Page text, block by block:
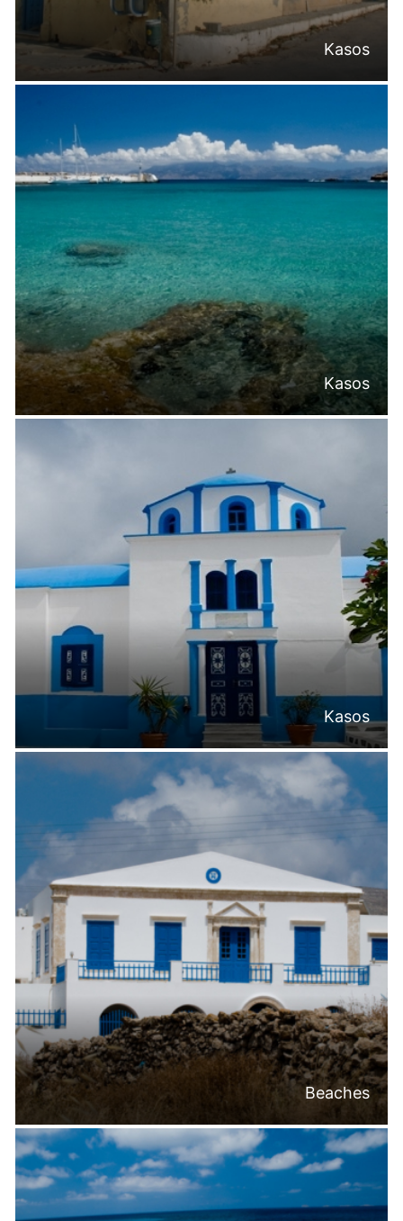
Kasos
Kasos
Kasos
Beaches